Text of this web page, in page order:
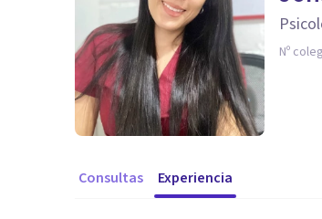
Nº
Consultas Experiencia